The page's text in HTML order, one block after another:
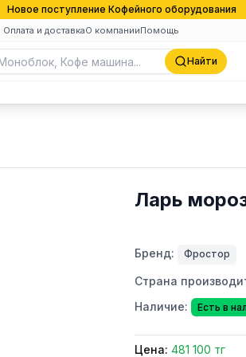
Новое поступление Кофейного оборудования
Оплата и доставкаО компанииПомощь
Найти
Ларь
Бренд: Фростор
Страна
Наличие:
Есть в
Цена: 481 100 тг